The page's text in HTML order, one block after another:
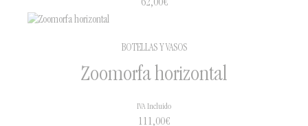
62,00€
BOTELLAS Y VASOS
Zoomorfa horizontal
111,00€
IVA Incluido